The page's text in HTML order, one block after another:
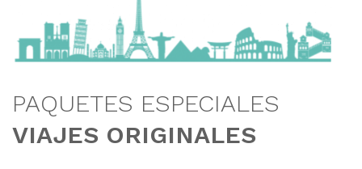
PAQUETES ESPECIALES
VIAJES ORIGINALES